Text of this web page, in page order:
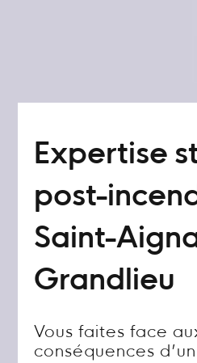
Expertise
post-
Saint-
Grandlieu
Vous faites face
conséquences